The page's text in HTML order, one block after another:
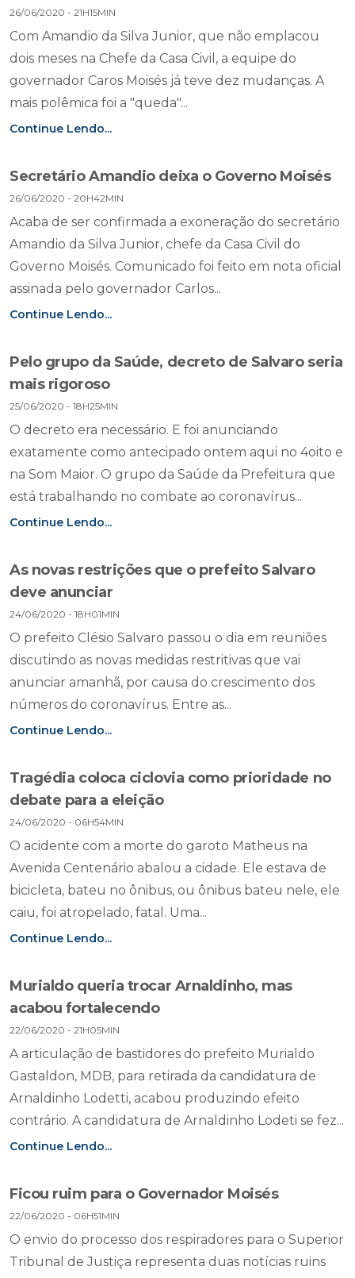
26/06/2020 - 21H15MIN
Com Amandio da Silva Junior, que não emplacou
dois meses na Chefe da Casa Civil, a equipe do
governador Caros Moisés já teve dez mudanças. A
mais polêmica foi a "queda"...
Continue Lendo...
Secretário Amandio deixa o Governo Moisés
26/06/2020 - 20H42MIN
Acaba de ser confirmada a exoneração do secretário
Amandio da Silva Junior, chefe da Casa Civil do
Governo Moisés. Comunicado foi feito em nota oficial
assinada pelo governador Carlos...
Continue Lendo...
Pelo grupo da Saúde, decreto de Salvaro seria
mais rigoroso
25/06/2020 - 18H25MIN
O decreto era necessário. E foi anunciando
exatamente como antecipado ontem aqui no 4oito e
na Som Maior. O grupo da Saúde da Prefeitura que
está trabalhando no combate ao coronavírus...
Continue Lendo...
As novas restrições que o prefeito Salvaro
deve anunciar
24/06/2020 - 18H01MIN
O prefeito Clésio Salvaro passou o dia em reuniões
discutindo as novas medidas restritivas que vai
anunciar amanhã, por causa do crescimento dos
números do coronavírus. Entre as...
Continue Lendo...
Tragédia coloca ciclovia como prioridade no
debate para a eleição
24/06/2020 - 06H54MIN
O acidente com a morte do garoto Matheus na
Avenida Centenário abalou a cidade. Ele estava de
bicicleta, bateu no ônibus, ou ônibus bateu nele, ele
caiu, foi atropelado, fatal. Uma...
Continue Lendo...
Murialdo queria trocar Arnaldinho, mas
acabou fortalecendo
22/06/2020 - 21H05MIN
A articulação de bastidores do prefeito Murialdo
Gastaldon, MDB, para retirada da candidatura de
Arnaldinho Lodetti, acabou produzindo efeito
contrário. A candidatura de Arnaldinho Lodeti se fez...
Continue Lendo...
Ficou ruim para o Governador Moisés
22/06/2020 - 06H51MIN
O envio do processo dos respiradores para o Superior
Tribunal de Justiça representa duas notícias ruins